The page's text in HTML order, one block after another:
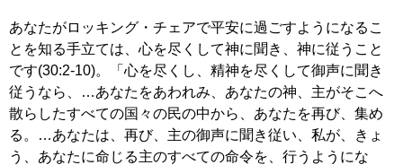
あなたがロッキング・チェアで平安に過ごすようになるこ
とを知る手立ては、心を尽くして神に聞き、神に従うこと
です(30:2-10)。「心を尽くし、精神を尽くして御声に聞き
従うなら、…あなたをあわれみ、あなたの神、主がそこへ
散らしたすべての国々の民の中から、あなたを再び、集め
る。…あなたは、再び、主の御声に聞き従い、私が、きょ
う、あなたに命じる主のすべての命令を、行うようにな